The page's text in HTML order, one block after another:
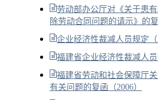
劳动部办公厅对《关于患
除劳动合同问题的请示》的复
企业经济性裁减人员规定（
福建省企业经济性裁减人员
福建省劳动和社会保障厅
有关问题的复函（2006）